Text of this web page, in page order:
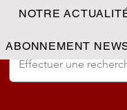
NOTRE
ABONNEMENT